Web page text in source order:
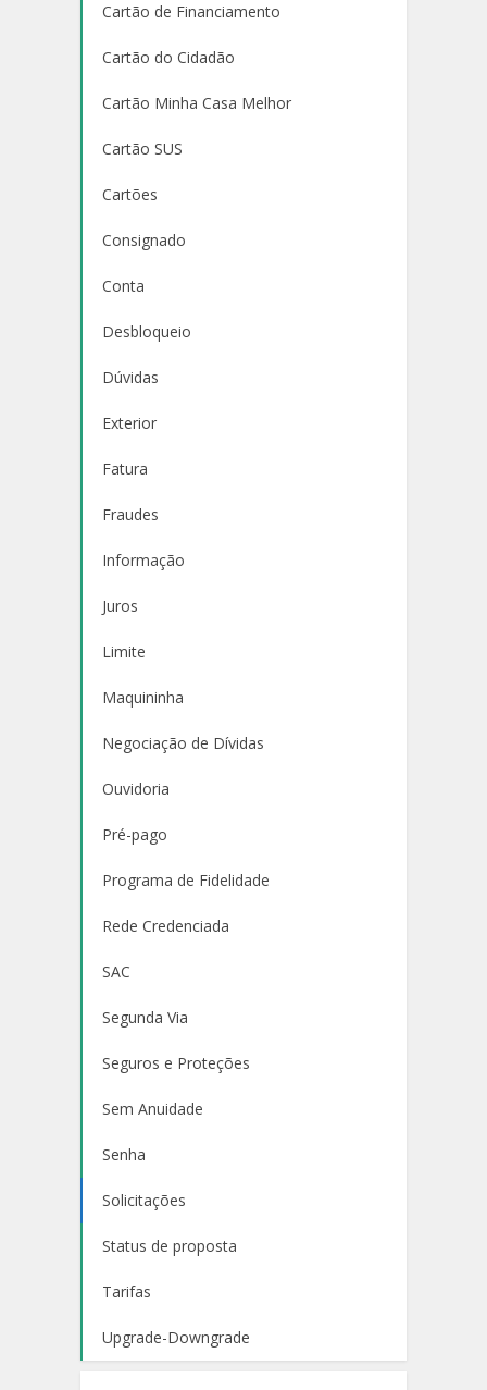
Cartão de Financiamento
Cartão do Cidadão
Cartão Minha Casa Melhor
Cartão SUS
Cartões
Consignado
Conta
Desbloqueio
Dúvidas
Exterior
Fatura
Fraudes
Informação
Juros
Limite
Maquininha
Negociação de Dívidas
Ouvidoria
Pré-pago
Programa de Fidelidade
Rede Credenciada
SAC
Segunda Via
Seguros e Proteções
Sem Anuidade
Senha
Solicitações
Status de proposta
Tarifas
Upgrade-Downgrade